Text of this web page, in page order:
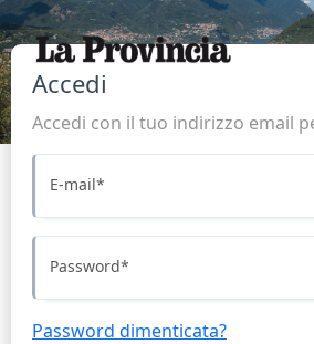
Accedi
Accedi con il tuo indirizzo email
E-mail*
Password*
Password dimenticata?